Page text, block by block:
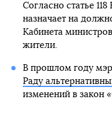
Согласно статье
назначает на
Кабинета
жители.
В прошлом году
Раду
изменений в закон